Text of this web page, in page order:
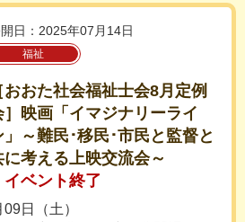
日：2025年07月14日
福祉
おおた社会福祉士会8月定例
］映画「イマジナリーライ
」～難民･移民･市民と監督と
に考える上映交流会～
イベント終了
日（土）